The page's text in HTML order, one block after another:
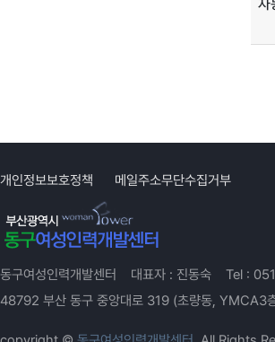
자
개인정보보호정책 메일주소무단수집거부
동구여성인력개발센터 대표자 : 진동숙 Tel :
48792 부산 동구 중앙대로 319 (초량동, YMCA3